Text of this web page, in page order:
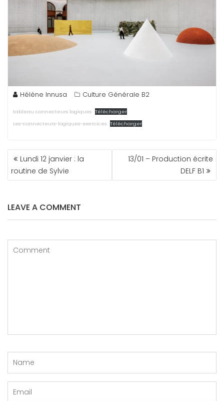
Hélène Innusa Culture Générale B2
tableau connecteurs logiques Télécharger
Les-connecteurs-logiques-exercices Télécharger
NAVIGATION
DE
L’ARTICLE
Lundi 12 janvier : la
routine de Sylvie
13/01 – Production écrite
DELF B1
LEAVE A COMMENT